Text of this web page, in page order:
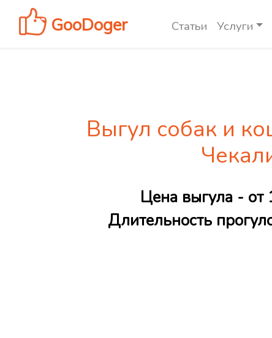
GooDoger Статьи Услуги
Выгул собак и
Цена выгула - от
Длительность